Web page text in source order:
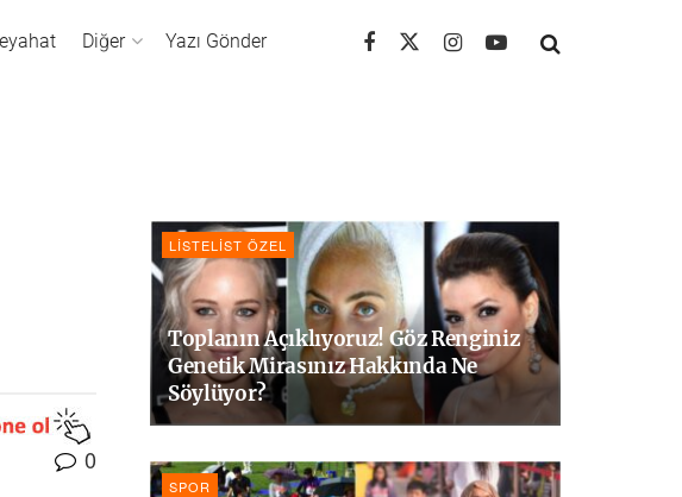
Diğer Yazı Gönder
0
LISTELIST ÖZEL
Toplanın Açıklıyoruz! Göz Renginiz
Genetik Mirasınız Hakkında Ne
Söylüyor?
SPOR